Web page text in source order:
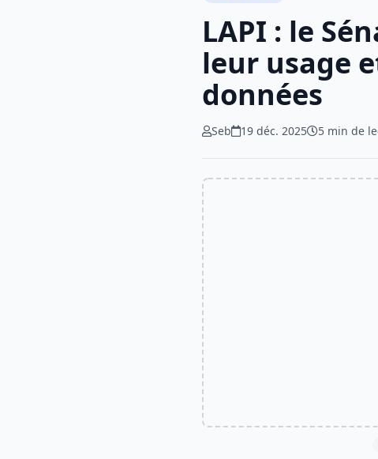
LAPI : le
leur usage
données
Seb 19 déc. 2025 5 min de